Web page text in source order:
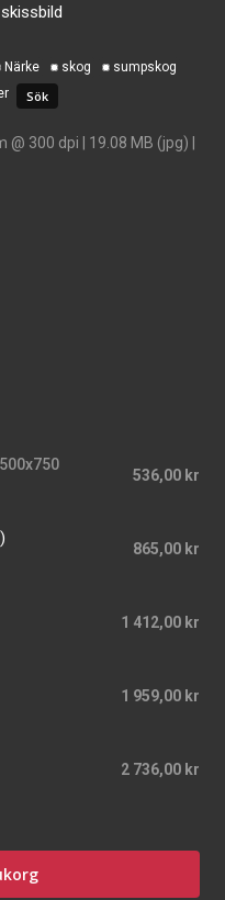
Närke skog
sumpskog
300 dpi | 19.08 MB (jpg) |
500x750
536,00 kr
865,00 kr
1 412,00 kr
1 959,00 kr
2 736,00 kr